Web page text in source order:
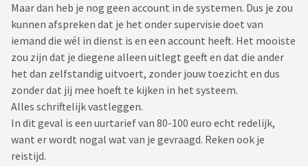
Maar dan heb je nog geen account in de systemen. Dus je zou
kunnen afspreken dat je het onder supervisie doet van
iemand die wél in dienst is en een account heeft. Het mooiste
zou zijn dat je diegene alleen uitlegt geeft en dat die ander
het dan zelfstandig uitvoert, zonder jouw toezicht en dus
zonder dat jij mee hoeft te kijken in het systeem.
Alles schriftelijk vastleggen.
In dit geval is een uurtarief van 80-100 euro echt redelijk,
want er wordt nogal wat van je gevraagd. Reken ook je
reistijd.